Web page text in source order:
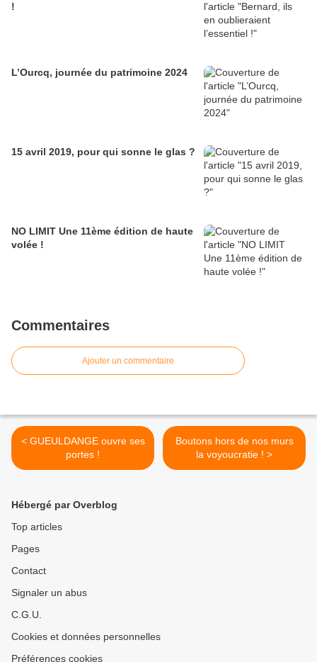
!
L’Ourcq, journée du patrimoine 2024
15 avril 2019, pour qui sonne le glas ?
NO LIMIT Une 11ème édition de haute
volée !
Commentaires
Ajouter un commentaire
< GUEULDANGE ouvre ses
portes !
Boutons hors de nos murs
la voyoucratie ! >
Hébergé par Overblog
Top articles
Pages
Contact
Signaler un abus
C.G.U.
Cookies et données personnelles
Préférences cookies